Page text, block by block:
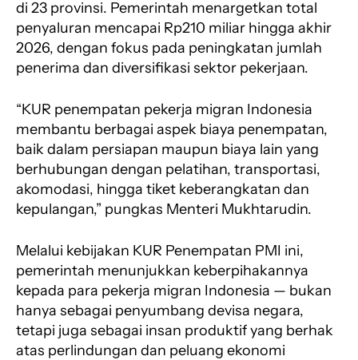
di 23 provinsi. Pemerintah menargetkan total
penyaluran mencapai Rp210 miliar hingga akhir
2026, dengan fokus pada peningkatan jumlah
penerima dan diversifikasi sektor pekerjaan.
“KUR penempatan pekerja migran Indonesia
membantu berbagai aspek biaya penempatan,
baik dalam persiapan maupun biaya lain yang
berhubungan dengan pelatihan, transportasi,
akomodasi, hingga tiket keberangkatan dan
kepulangan,” pungkas Menteri Mukhtarudin.
Melalui kebijakan KUR Penempatan PMI ini,
pemerintah menunjukkan keberpihakannya
kepada para pekerja migran Indonesia — bukan
hanya sebagai penyumbang devisa negara,
tetapi juga sebagai insan produktif yang berhak
atas perlindungan dan peluang ekonomi